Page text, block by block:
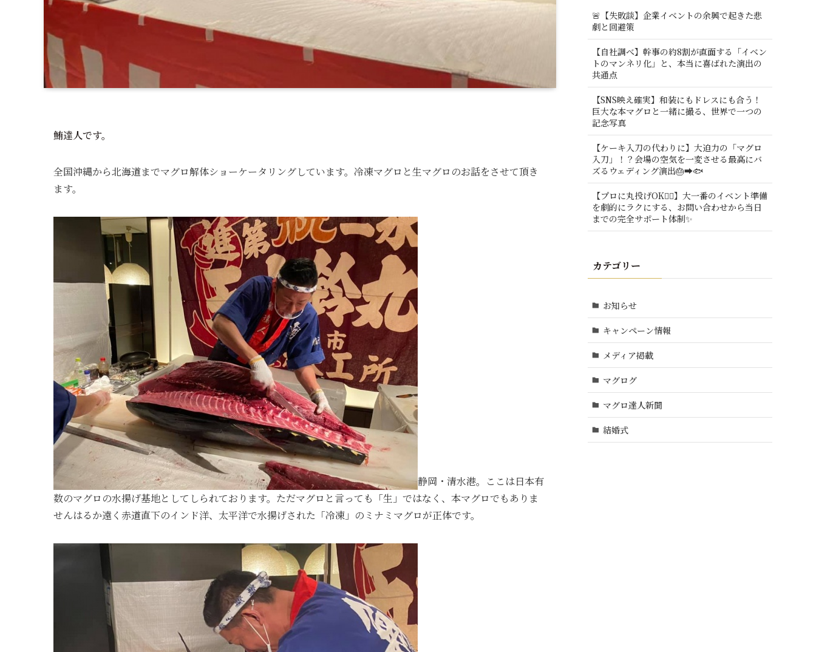
鮪達人です。
全国沖縄から北海道までマグロ解体ショーケータリングしています。 冷凍マグロと生マグロのお話をさせて頂き
ます。
静岡・清水港。ここは日本有
数のマグロの水揚げ基地としてしられております。ただマグロと言っても「生」ではなく、本マグロでもありま
せんはるか遠く赤道直下のインド洋、太平洋で水揚げされた「冷凍」のミナミマグロが正体です。
🚨【失敗談】企業イベントの余興で起きた悲
劇と回避策
【自社調べ】幹事の約8割が直面する「イベン
トのマンネリ化」と、本当に喜ばれた演出の
共通点
【SNS映え確実】和装にもドレスにも合う！
巨大な本マグロと一緒に撮る、世界で一つの
記念写真
【ケーキ入刀の代わりに】大迫力の「マグロ
入刀」！？会場の空気を一変させる最高にバ
ズるウェディング演出🎂➡️🐟
【プロに丸投げOK🙆‍♂️】大一番のイベント準備
を劇的にラクにする、お問い合わせから当日
までの完全サポート体制✨
カテゴリー
お知らせ
キャンペーン情報
メディア掲載
マグログ
マグロ達人新聞
結婚式